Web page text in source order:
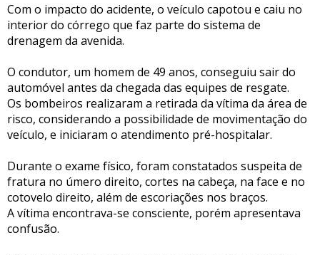
Com o impacto do acidente, o veículo capotou e caiu no
interior do córrego que faz parte do sistema de
drenagem da avenida.
O condutor, um homem de 49 anos, conseguiu sair do
automóvel antes da chegada das equipes de resgate.
Os bombeiros realizaram a retirada da vítima da área de
risco, considerando a possibilidade de movimentação do
veículo, e iniciaram o atendimento pré-hospitalar.
Durante o exame físico, foram constatados suspeita de
fratura no úmero direito, cortes na cabeça, na face e no
cotovelo direito, além de escoriações nos braços.
A vítima encontrava-se consciente, porém apresentava
confusão.